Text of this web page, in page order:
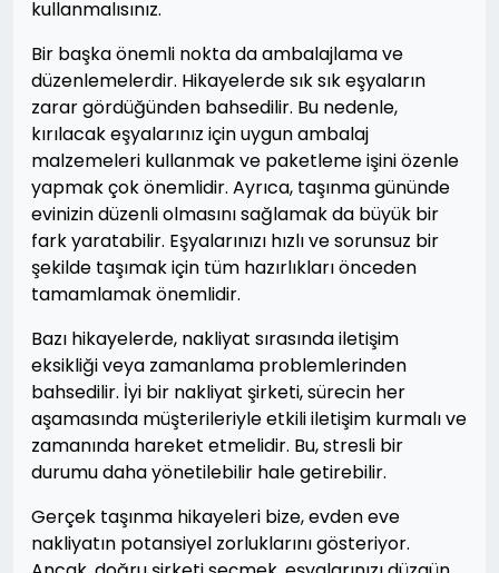
kullanmalısınız.
Bir başka önemli nokta da ambalajlama ve
düzenlemelerdir. Hikayelerde sık sık eşyaların
zarar gördüğünden bahsedilir. Bu nedenle,
kırılacak eşyalarınız için uygun ambalaj
malzemeleri kullanmak ve paketleme işini özenle
yapmak çok önemlidir. Ayrıca, taşınma gününde
evinizin düzenli olmasını sağlamak da büyük bir
fark yaratabilir. Eşyalarınızı hızlı ve sorunsuz bir
şekilde taşımak için tüm hazırlıkları önceden
tamamlamak önemlidir.
Bazı hikayelerde, nakliyat sırasında iletişim
eksikliği veya zamanlama problemlerinden
bahsedilir. İyi bir nakliyat şirketi, sürecin her
aşamasında müşterileriyle etkili iletişim kurmalı ve
zamanında hareket etmelidir. Bu, stresli bir
durumu daha yönetilebilir hale getirebilir.
Gerçek taşınma hikayeleri bize, evden eve
nakliyatın potansiyel zorluklarını gösteriyor.